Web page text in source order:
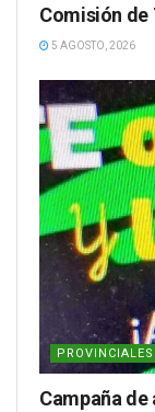
Comisión de
5 AGOSTO, 2026
PROVINCIALES
Campaña